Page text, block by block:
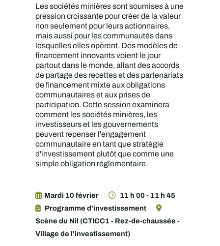
Les sociétés minières sont soumises à une
pression croissante pour créer de la valeur
non seulement pour leurs actionnaires,
mais aussi pour les communautés dans
lesquelles elles opèrent. Des modèles de
financement innovants voient le jour
partout dans le monde, allant des accords
de partage des recettes et des partenariats
de financement mixte aux obligations
communautaires et aux prises de
participation. Cette session examinera
comment les sociétés minières, les
investisseurs et les gouvernements
peuvent repenser l'engagement
communautaire en tant que stratégie
d'investissement plutôt que comme une
simple obligation réglementaire.
Mardi 10 février
11 h 00 - 11 h 45
Programme d'investissement
Scène du Nil (CTICC1 - Rez-de-chaussée -
Village de l'investissement)